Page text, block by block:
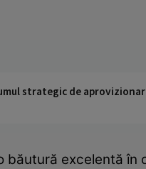
strategic de
băutură excelentă în